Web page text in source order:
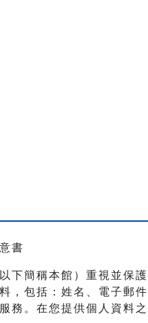
書
下簡稱本館）重視並保
，包括：姓名、電子郵
務。在您提供個人資料